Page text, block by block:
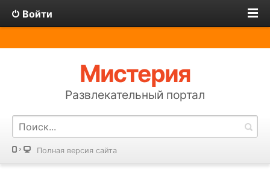
Войти
Мистерия
Развлекательный портал
Полная версия сайта